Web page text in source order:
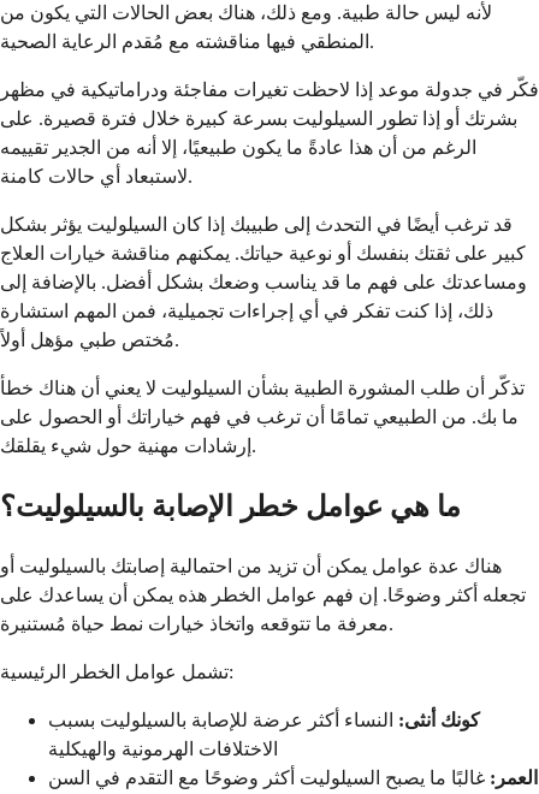
لأنه ليس حالة طبية. ومع ذلك، هناك بعض الحالات التي يكون من
المنطقي فيها مناقشته مع مُقدم الرعاية الصحية.
فكّر في جدولة موعد إذا لاحظت تغيرات مفاجئة ودراماتيكية في مظهر
بشرتك أو إذا تطور السيلوليت بسرعة كبيرة خلال فترة قصيرة. على
الرغم من أن هذا عادةً ما يكون طبيعيًا، إلا أنه من الجدير تقييمه
لاستبعاد أي حالات كامنة.
قد ترغب أيضًا في التحدث إلى طبيبك إذا كان السيلوليت يؤثر بشكل
كبير على ثقتك بنفسك أو نوعية حياتك. يمكنهم مناقشة خيارات العلاج
ومساعدتك على فهم ما قد يناسب وضعك بشكل أفضل. بالإضافة إلى
ذلك، إذا كنت تفكر في أي إجراءات تجميلية، فمن المهم استشارة
مُختص طبي مؤهل أولاً.
تذكّر أن طلب المشورة الطبية بشأن السيلوليت لا يعني أن هناك خطأ
ما بك. من الطبيعي تمامًا أن ترغب في فهم خياراتك أو الحصول على
إرشادات مهنية حول شيء يقلقك.
ما هي عوامل خطر الإصابة بالسيلوليت؟
هناك عدة عوامل يمكن أن تزيد من احتمالية إصابتك بالسيلوليت أو
تجعله أكثر وضوحًا. إن فهم عوامل الخطر هذه يمكن أن يساعدك على
معرفة ما تتوقعه واتخاذ خيارات نمط حياة مُستنيرة.
تشمل عوامل الخطر الرئيسية:
كونك أنثى: النساء أكثر عرضة للإصابة بالسيلوليت بسبب
الاختلافات الهرمونية والهيكلية
العمر: غالبًا ما يصبح السيلوليت أكثر وضوحًا مع التقدم في السن